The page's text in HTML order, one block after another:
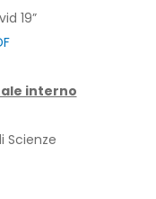
19”
interno
Scienze